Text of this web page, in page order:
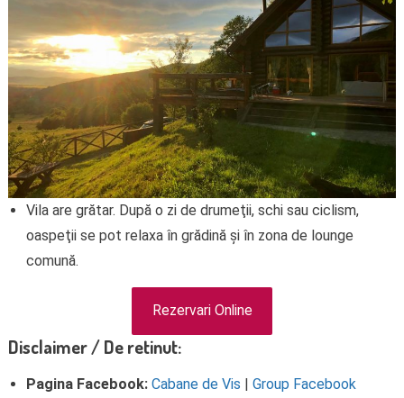
Vila are grătar. După o zi de drumeţii, schi sau ciclism,
oaspeţii se pot relaxa în grădină și în zona de lounge
comună.
Rezervari Online
Disclaimer / De retinut:
Pagina Facebook: Cabane de Vis | Group Facebook